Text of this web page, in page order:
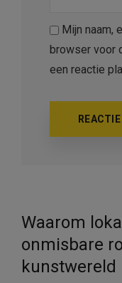
Mijn naam,
browser voor
een reactie
Waarom
onmisbare
kunstwereld